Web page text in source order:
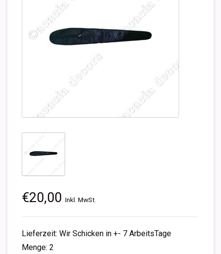
€20,00 Inkl. MwSt.
Lieferzeit: Wir Schicken in +- 7 ArbeitsTage
Menge: 2